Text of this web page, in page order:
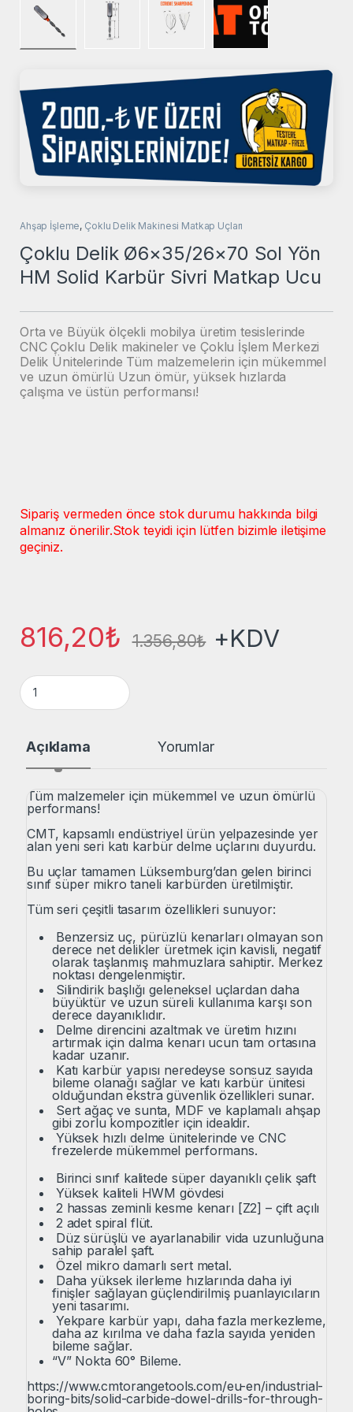
Ahşap İşleme, Çoklu Delik Makinesi Matkap Uçları
Çoklu Delik Ø6×35/26×70 Sol Yön
HM Solid Karbür Sivri Matkap Ucu
Orta ve Büyük ölçekli mobilya üretim tesislerinde
CNC Çoklu Delik makineler ve Çoklu İşlem Merkezi
Delik Ünitelerinde Tüm malzemelerin için mükemmel
ve uzun ömürlü Uzun ömür, yüksek hızlarda
çalışma ve üstün performansı!
Sipariş vermeden önce stok durumu hakkında bilgi
almanız önerilir.Stok teyidi için lütfen bizimle iletişime
geçiniz.
816,20₺ 1.356,80₺ +KDV
Çoklu Delik Ø6x35/26x70 Sol Yön HM Solid Karbür Sivri
Açıklama Yorumlar
Tüm malzemeler için mükemmel ve uzun ömürlü
performans!
CMT, kapsamlı endüstriyel ürün yelpazesinde yer
alan yeni seri katı karbür delme uçlarını duyurdu.
Bu uçlar tamamen Lüksemburg’dan gelen birinci
sınıf süper mikro taneli karbürden üretilmiştir.
Tüm seri çeşitli tasarım özellikleri sunuyor:
Benzersiz uç, pürüzlü kenarları olmayan son
derece net delikler üretmek için kavisli, negatif
olarak taşlanmış mahmuzlara sahiptir. Merkez
noktası dengelenmiştir.
Silindirik başlığı geleneksel uçlardan daha
büyüktür ve uzun süreli kullanıma karşı son
derece dayanıklıdır.
Delme direncini azaltmak ve üretim hızını
artırmak için dalma kenarı ucun tam ortasına
kadar uzanır.
Katı karbür yapısı neredeyse sonsuz sayıda
bileme olanağı sağlar ve katı karbür ünitesi
olduğundan ekstra güvenlik özellikleri sunar.
Sert ağaç ve sunta, MDF ve kaplamalı ahşap
gibi zorlu kompozitler için idealdir.
Yüksek hızlı delme ünitelerinde ve CNC
frezelerde mükemmel performans.
Birinci sınıf kalitede süper dayanıklı çelik şaft
Yüksek kaliteli HWM gövdesi
2 hassas zeminli kesme kenarı [Z2] – çift açılı
2 adet spiral flüt.
Düz sürüşlü ve ayarlanabilir vida uzunluğuna
sahip paralel şaft.
Özel mikro damarlı sert metal.
Daha yüksek ilerleme hızlarında daha iyi
finişler sağlayan güçlendirilmiş puanlayıcıların
yeni tasarımı.
Yekpare karbür yapı, daha fazla merkezleme,
daha az kırılma ve daha fazla sayıda yeniden
bileme sağlar.
“V” Nokta 60° Bileme.
https://www.cmtorangetools.com/eu-en/industrial-
boring-bits/solid-carbide-dowel-drills-for-through-